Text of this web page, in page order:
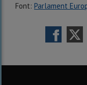
Font: Parlament